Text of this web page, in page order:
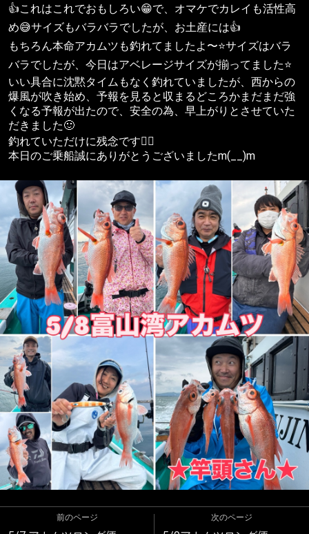
👍これはこれでおもしろい😁で、オマケでカレイも活性高
め😅サイズもバラバラでしたが、お土産には👍
もちろん本命アカムツも釣れてましたよ〜⭐️サイズはバラ
バラでしたが、今日はアベレージサイズが揃ってました⭐️
いい具合に沈黙タイムもなく釣れていましたが、西からの
爆風が吹き始め、予報を見ると収まるどころかまだまだ強
くなる予報が出たので、安全の為、早上がりとさせていた
だきました🙂
釣れていただけに残念です😮‍💨
本日のご乗船誠にありがとうございましたm(__)m
前のページ 次のページ